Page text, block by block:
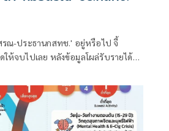
รณ-ประธานกสทช.' อยู่หรือไป จี้
ให้จบไปเลย หลังข้อมูลโผล่รับรายได้